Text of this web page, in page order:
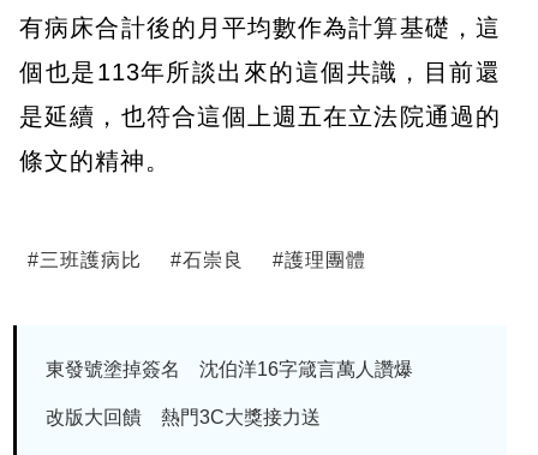
有病床合計後的月平均數作為計算基礎，這
個也是113年所談出來的這個共識，目前還
是延續，也符合這個上週五在立法院通過的
條文的精神。
#三班護病比 #石崇良 #護理團體
東發號塗掉簽名 沈伯洋16字箴言萬人讚爆
改版大回饋 熱門3C大獎接力送